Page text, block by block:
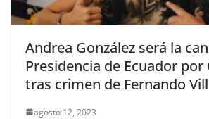
Andrea González será la
Presidencia de Ecuador
tras crimen de Fernando
agosto 12, 2023